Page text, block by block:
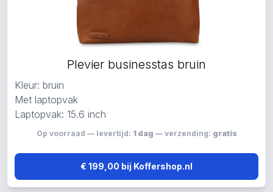
Plevier businesstas bruin
Kleur: bruin
Met laptopvak
Laptopvak: 15.6 inch
Op voorraad — levertijd: 1 dag — verzending: gratis
€ 199,00 bij Koffershop.nl